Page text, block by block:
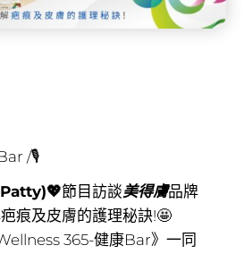
/🎙
💖節目訪談美得膚品牌
痕及皮膚的護理秘訣!🤩
365-健康Bar》一同